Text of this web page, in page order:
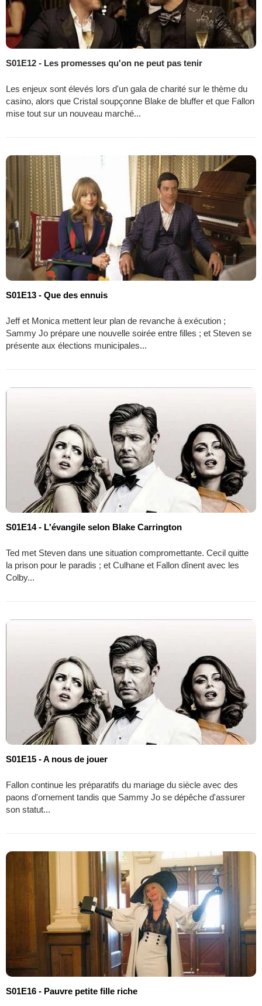
S01E12 - Les promesses qu'on ne peut pas tenir
Les enjeux sont élevés lors d'un gala de charité sur le thème du
casino, alors que Cristal soupçonne Blake de bluffer et que Fallon
mise tout sur un nouveau marché...
S01E13 - Que des ennuis
Jeff et Monica mettent leur plan de revanche à exécution ;
Sammy Jo prépare une nouvelle soirée entre filles ; et Steven se
présente aux élections municipales...
S01E14 - L'évangile selon Blake Carrington
Ted met Steven dans une situation compromettante. Cecil quitte
la prison pour le paradis ; et Culhane et Fallon dînent avec les
Colby...
S01E15 - A nous de jouer
Fallon continue les préparatifs du mariage du siècle avec des
paons d'ornement tandis que Sammy Jo se dépêche d'assurer
son statut...
S01E16 - Pauvre petite fille riche